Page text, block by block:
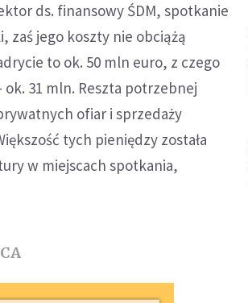
ds. finansowy ŚDM, spotkanie
zaś jego koszty nie obciążą
to ok. 50 mln euro, z czego
31 mln. Reszta potrzebnej
ofiar i sprzedaży
tych pieniędzy została
w miejscach spotkania,